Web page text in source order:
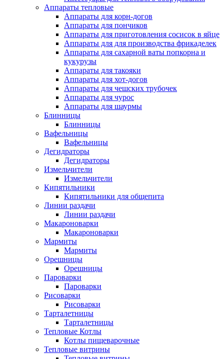
Аппараты тепловые
Аппараты для корн-догов
Аппараты для пончиков
Аппараты для приготовления сосисок в яйце
Аппараты для для производства фрикаделек
Аппараты для сахарной ваты попкорна и
кукурузы
Аппараты для такояки
Аппараты для хот-догов
Аппараты для чешских трубочек
Аппараты для чурос
Аппараты для шаурмы
Блинницы
Блинницы
Вафельницы
Вафельницы
Дегидраторы
Дегидраторы
Измельчители
Измельчители
Кипятильники
Кипятильники для общепита
Линии раздачи
Линии раздачи
Макароноварки
Макароноварки
Мармиты
Мармиты
Орешницы
Орешницы
Пароварки
Пароварки
Рисоварки
Рисоварки
Тарталетницы
Тарталетницы
Тепловые Котлы
Котлы пищеварочные
Тепловые витрины